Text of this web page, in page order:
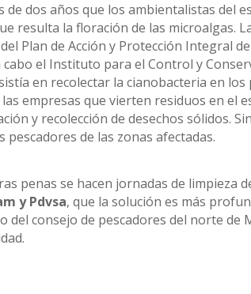
de dos años que los ambientalistas del
resulta la floración de las microalgas.
Plan de Acción y Protección Integral
cabo el Instituto para el Control y
en recolectar la cianobacteria en
empresas que vierten residuos en el
y recolección de desechos sólidos.
pescadores de las zonas afectadas.
penas se hacen jornadas de limpieza
y Pdvsa, que la solución es más
del consejo de pescadores del norte